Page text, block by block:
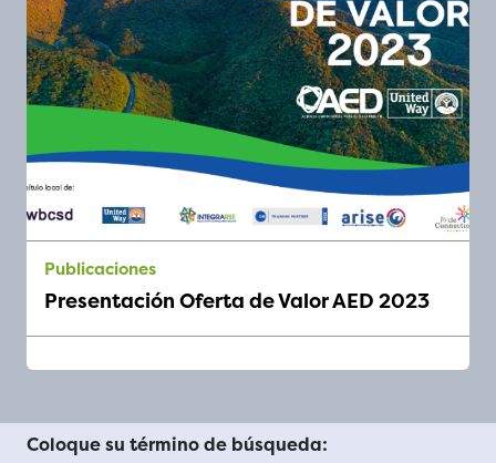
publicaciones
Presentación Oferta de Valor AED 2023
Coloque su término de búsqueda: